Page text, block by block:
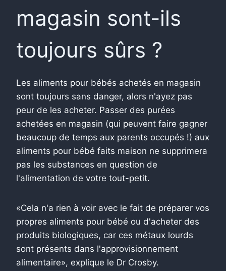
magasin sont-ils
toujours sûrs ?
Les aliments pour bébés achetés en magasin
sont toujours sans danger, alors n'ayez pas
peur de les acheter. Passer des purées
achetées en magasin (qui peuvent faire gagner
beaucoup de temps aux parents occupés !) aux
aliments pour bébé faits maison ne supprimera
pas les substances en question de
l'alimentation de votre tout-petit.
«Cela n'a rien à voir avec le fait de préparer vos
propres aliments pour bébé ou d'acheter des
produits biologiques, car ces métaux lourds
sont présents dans l'approvisionnement
alimentaire», explique le Dr Crosby.